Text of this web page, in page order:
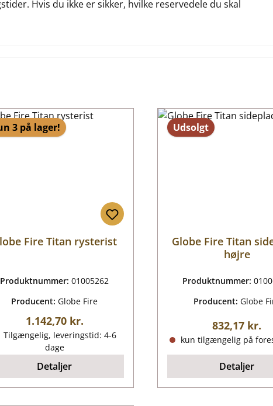
Hvis du ikke er sikker, hvilke reservedele du skal
3 på lager!
Fire Titan rysterist
Produktnummer:01005262
Producent: Globe Fire
Almindelig pris:
1.142,70 kr.
Tilgængelig, leveringstid: 4-6
dage
Detaljer
Udsolgt
Globe Fire Titan
højre
Produktnummer:
Producent: Globe
Almindelig
832,17 kr.
kun tilgængelig på
Detaljer